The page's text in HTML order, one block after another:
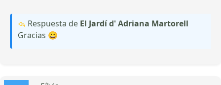
Respuesta de El Jardí d' Adriana Martorell
Gracias 😀